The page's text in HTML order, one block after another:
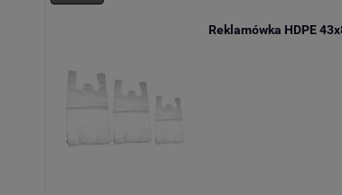
Reklamówka HDPE